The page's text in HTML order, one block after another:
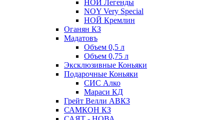
НОЙ Легенды
NOY Very Speсial
НОЙ Кремлин
Оганян КЗ
Мадатовъ
Объем 0,5 л
Объем 0,75 л
Эксклюзивные Коньяки
Подарочные Коньяки
СИС Алко
Мараси КД
Грейт Велли АВКЗ
САМКОН КЗ